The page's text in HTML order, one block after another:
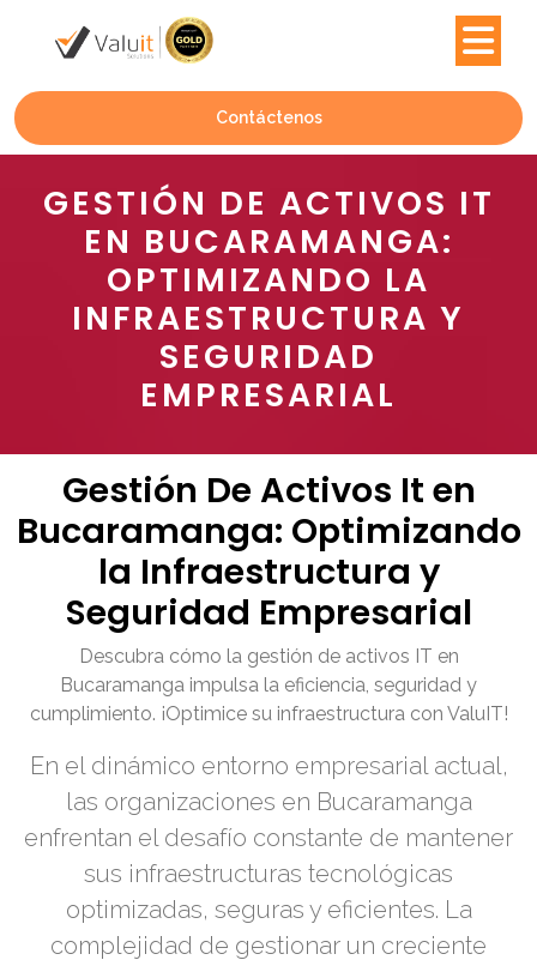
Contáctenos
GESTIÓN DE ACTIVOS IT
EN BUCARAMANGA:
OPTIMIZANDO LA
INFRAESTRUCTURA Y
SEGURIDAD
EMPRESARIAL
Gestión De Activos It en
Bucaramanga: Optimizando
la Infraestructura y
Seguridad Empresarial
Descubra cómo la gestión de activos IT en
Bucaramanga impulsa la eficiencia, seguridad y
cumplimiento. ¡Optimice su infraestructura con ValuIT!
En el dinámico entorno empresarial actual,
las organizaciones en Bucaramanga
enfrentan el desafío constante de mantener
sus infraestructuras tecnológicas
optimizadas, seguras y eficientes. La
complejidad de gestionar un creciente